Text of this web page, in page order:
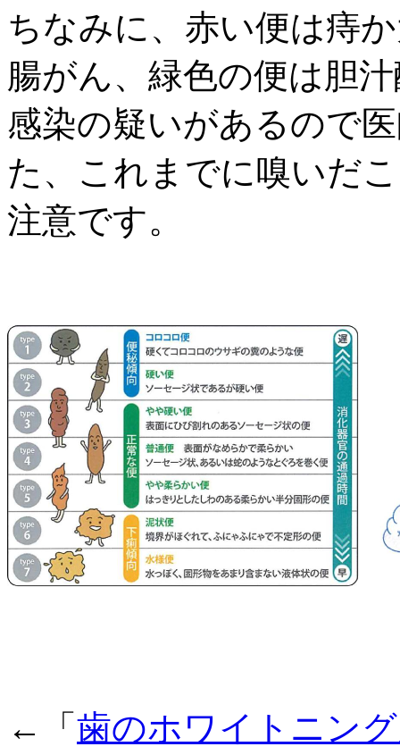
ちなみに、赤い便は痔
腸がん、緑色の便は胆
感染の疑いがあるので
た、これまでに嗅いだ
注意です。
←「 歯のホワイトニン